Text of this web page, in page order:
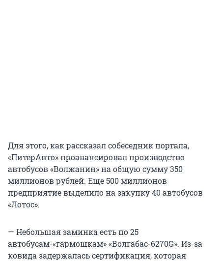
Для этого, как рассказал собеседник портала,
«ПитерАвто» проавансировал производство
автобусов «Волжанин» на общую сумму 350
миллионов рублей. Еще 500 миллионов
предприятие выделило на закупку 40 автобусов
«Лотос».
— Небольшая заминка есть по 25
автобусам-«гармошкам» «Волгабас-6270G». Из-за
ковида задержалась сертификация, которая